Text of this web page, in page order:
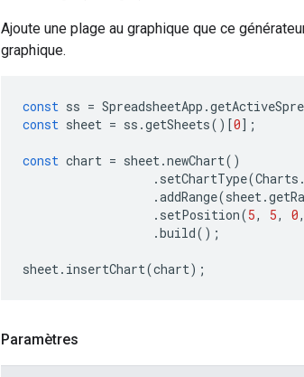
Ajoute une plage au graphique que ce
graphique.
const ss = SpreadsheetApp .
const sheet = ss .getSheets()[0];
const chart = sheet.newChart()
. setChartType(Charts .
.addRange(sheet.
. setPosition(5, 5, 0,
.build();
sheet. insertChart(chart);
Paramètres